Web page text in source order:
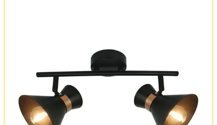
Оплата и доставка
Обмен и возврат
Установка